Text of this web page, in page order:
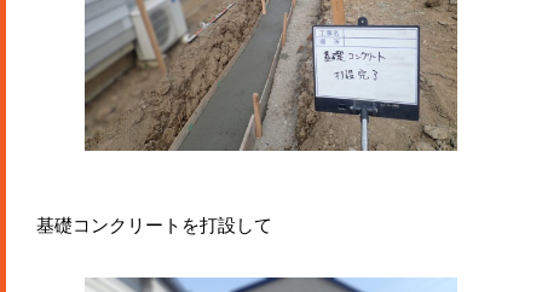
基礎コンクリートを打設して